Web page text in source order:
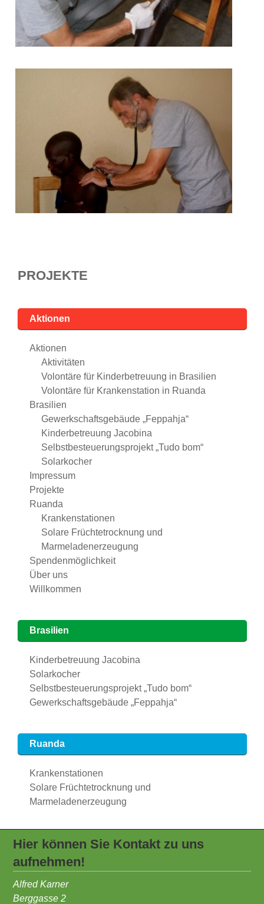
PROJEKTE
Aktionen
Aktionen
Aktivitäten
Volontäre für Kinderbetreuung in Brasilien
Volontäre für Krankenstation in Ruanda
Brasilien
Gewerkschaftsgebäude „Feppahja“
Kinderbetreuung Jacobina
Selbstbesteuerungsprojekt „Tudo bom“
Solarkocher
Impressum
Projekte
Ruanda
Krankenstationen
Solare Früchtetrocknung und
Marmeladenerzeugung
Spendenmöglichkeit
Über uns
Willkommen
Brasilien
Kinderbetreuung Jacobina
Solarkocher
Selbstbesteuerungsprojekt „Tudo bom“
Gewerkschaftsgebäude „Feppahja“
Ruanda
Krankenstationen
Solare Früchtetrocknung und
Marmeladenerzeugung
Hier können Sie Kontakt zu uns
aufnehmen!
Alfred Karner
Berggasse 2